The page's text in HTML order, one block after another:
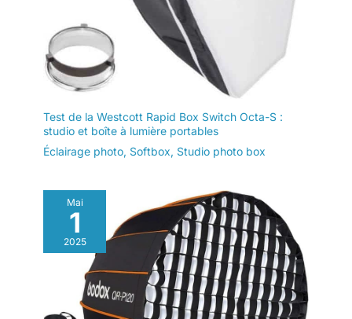
Test de la Westcott Rapid Box Switch Octa-S :
studio et boîte à lumière portables
Éclairage photo, Softbox, Studio photo box
Mai
1
2025